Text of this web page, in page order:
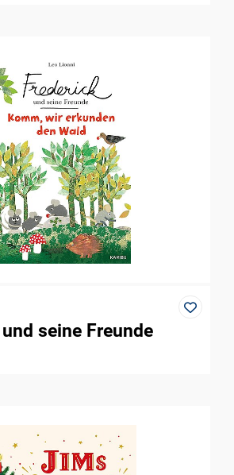
seine Freunde